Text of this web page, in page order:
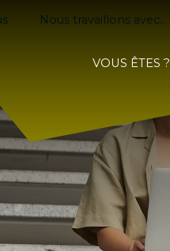
Nous travaillons avec...
VOUS ÊTES ?